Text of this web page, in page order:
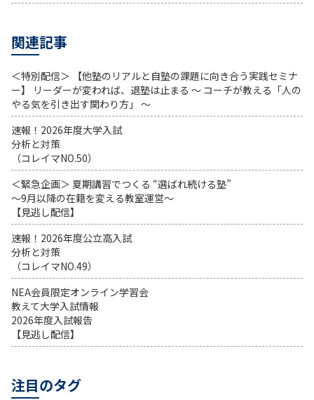
関連記事
＜特別配信＞ 【他塾のリアルと自塾の課題に向き合う実践セミナ
ー】 リーダーが変われば、退塾は止まる 〜 コーチが教える「人の
やる気を引き出す関わり方」 〜
速報！2026年度大学入試
分析と対策
（コレイマNO.50）
＜緊急企画＞ 夏期講習でつくる “選ばれ続ける塾”
～9月以降の在籍を変える教室運営～
【見逃し配信】
速報！2026年度公立高入試
分析と対策
（コレイマNO.49）
NEA会員限定オンライン学習会
教えて大学入試情報
2026年度入試報告
【見逃し配信】
注目のタグ